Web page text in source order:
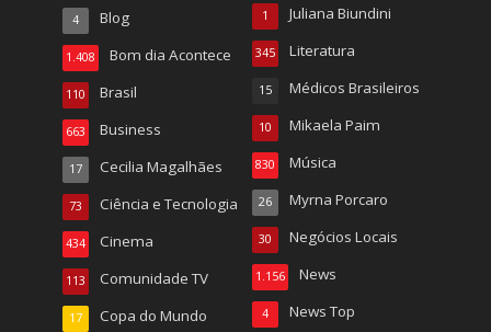
Blog
4
Bom dia Acontece
1.408
Brasil
110
Business
663
Cecilia Magalhães
17
Ciência e Tecnologia
73
Cinema
434
Comunidade TV
113
Copa do Mundo
17
Juliana Biundini
1
Literatura
345
Médicos Brasileiros
15
Mikaela Paim
10
Música
830
Myrna Porcaro
26
Negócios Locais
30
News
1.156
News Top
4